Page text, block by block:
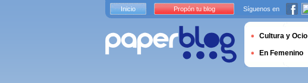
Inicio Propón tu blog Síguenos en
Cultura y Ocio
En Femenino